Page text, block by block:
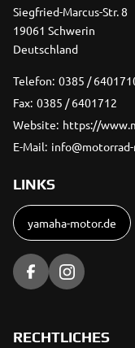
Siegfried-Marcus-Str. 8
19061 Schwerin
Deutschland
Telefon: 0385 /
Fax: 0385 / 6401712
Website: https://
E-Mail:
LINKS
yamaha-motor.de
RECHTLICHES